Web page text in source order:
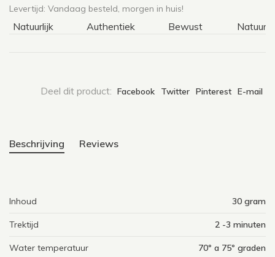
Levertijd: Vandaag besteld, morgen in huis!
Natuurlijk Authentiek Bewust Natuurlijk
Deel dit product: Facebook Twitter Pinterest E-mail
Beschrijving Reviews
Inhoud 30 gram
Trektijd 2 -3 minuten
Water temperatuur 70º a 75º graden